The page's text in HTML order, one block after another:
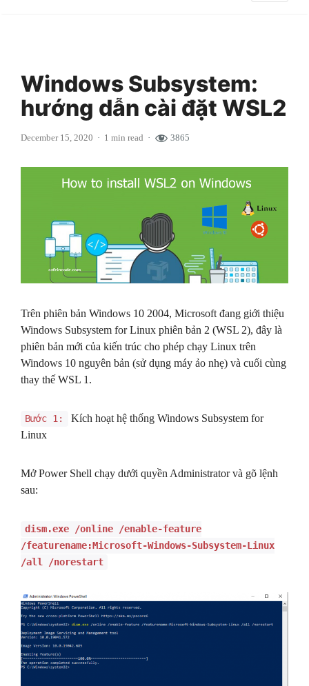
Windows Subsystem:
hướng dẫn cài đặt WSL2
December 15, 2020 1 min read 3865
Trên phiên bản Windows 10 2004, Microsoft đang giới thiệu
Windows Subsystem for Linux phiên bản 2 (WSL 2), đây là
phiên bản mới của kiến ​​trúc cho phép chạy Linux trên
Windows 10 nguyên bản (sử dụng máy ảo nhẹ) và cuối cùng
thay thế WSL 1.
Bước 1:
Kích hoạt hệ thống Windows Subsystem for
Linux
Mở Power Shell chạy dưới quyền Administrator và gõ lệnh
sau:
dism.exe /online /enable-feature
/featurename:Microsoft-Windows-Subsystem-Linux
/all /norestart